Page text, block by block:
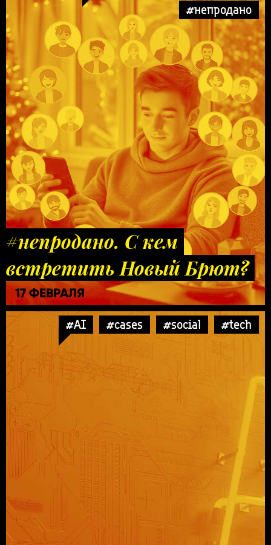
#непродано
#непродано. С кем
встретить Новый Брют?
17 ФЕВРАЛЯ
#AI #cases #social #tech